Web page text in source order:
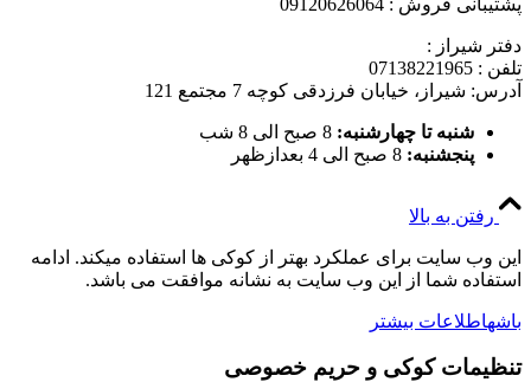
دفتر شیراز :
تلفن : 07138221965
آدرس: شیراز، خیابان فرزدقی کوچه 7 مجتمع 121
شنبه تا چهارشنبه: 8 صبح الی 8 شب
پنجشنبه: 8 صبح الی 4 بعدازظهر
رفتن به بالا
این وب سایت برای عملکرد بهتر از کوکی ها استفاده میکند. ادامه
استفاده شما از این وب سایت به نشانه موافقت می باشد.
باشهاطلاعات بیشتر
تنظیمات کوکی و حریم خصوصی